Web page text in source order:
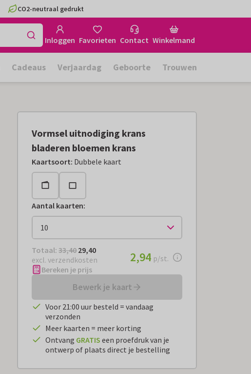
CO2-neutraal gedrukt
Inloggen Favorieten Contact Winkelmand
Cadeaus Verjaardag Geboorte Trouwen
Vormsel uitnodiging krans
bladeren bloemen krans
Kaartsoort: Dubbele kaart
Aantal kaarten:
Totaal: € 29,40
Totaal: 33,40 29,40
excl. verzendkosten
€ 2,94per stuk
2,94 p/st.
Bereken je prijs
Bewerk je kaart
Voor 21:00 uur besteld = vandaag
verzonden
Meer kaarten = meer korting
Ontvang GRATIS een proefdruk van je
ontwerp of plaats direct je bestelling